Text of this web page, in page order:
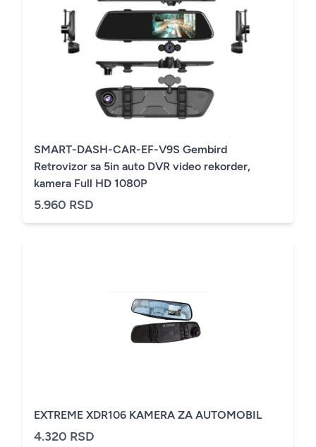
SMART-DASH-CAR-EF-V9S Gembird
Retrovizor sa 5in auto DVR video rekorder,
kamera Full HD 1080P
5.960 RSD
EXTREME XDR106 KAMERA ZA AUTOMOBIL
4.320 RSD